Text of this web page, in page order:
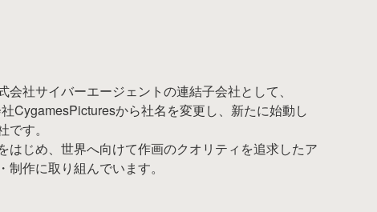
社サイバーエージェントの連結子会社として、
CygamesPicturesから社名を変更し、新たに始動し
す。
はじめ、世界へ向けて作画のクオリティを追求したア
作に取り組んでいます。